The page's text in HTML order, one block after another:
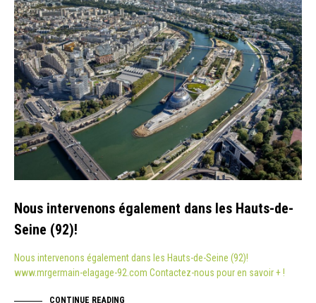
Nous intervenons également dans les Hauts-de-
Seine (92)!
Nous intervenons également dans les Hauts-de-Seine (92)!
www.mrgermain-elagage-92.com Contactez-nous pour en savoir + !
CONTINUE READING